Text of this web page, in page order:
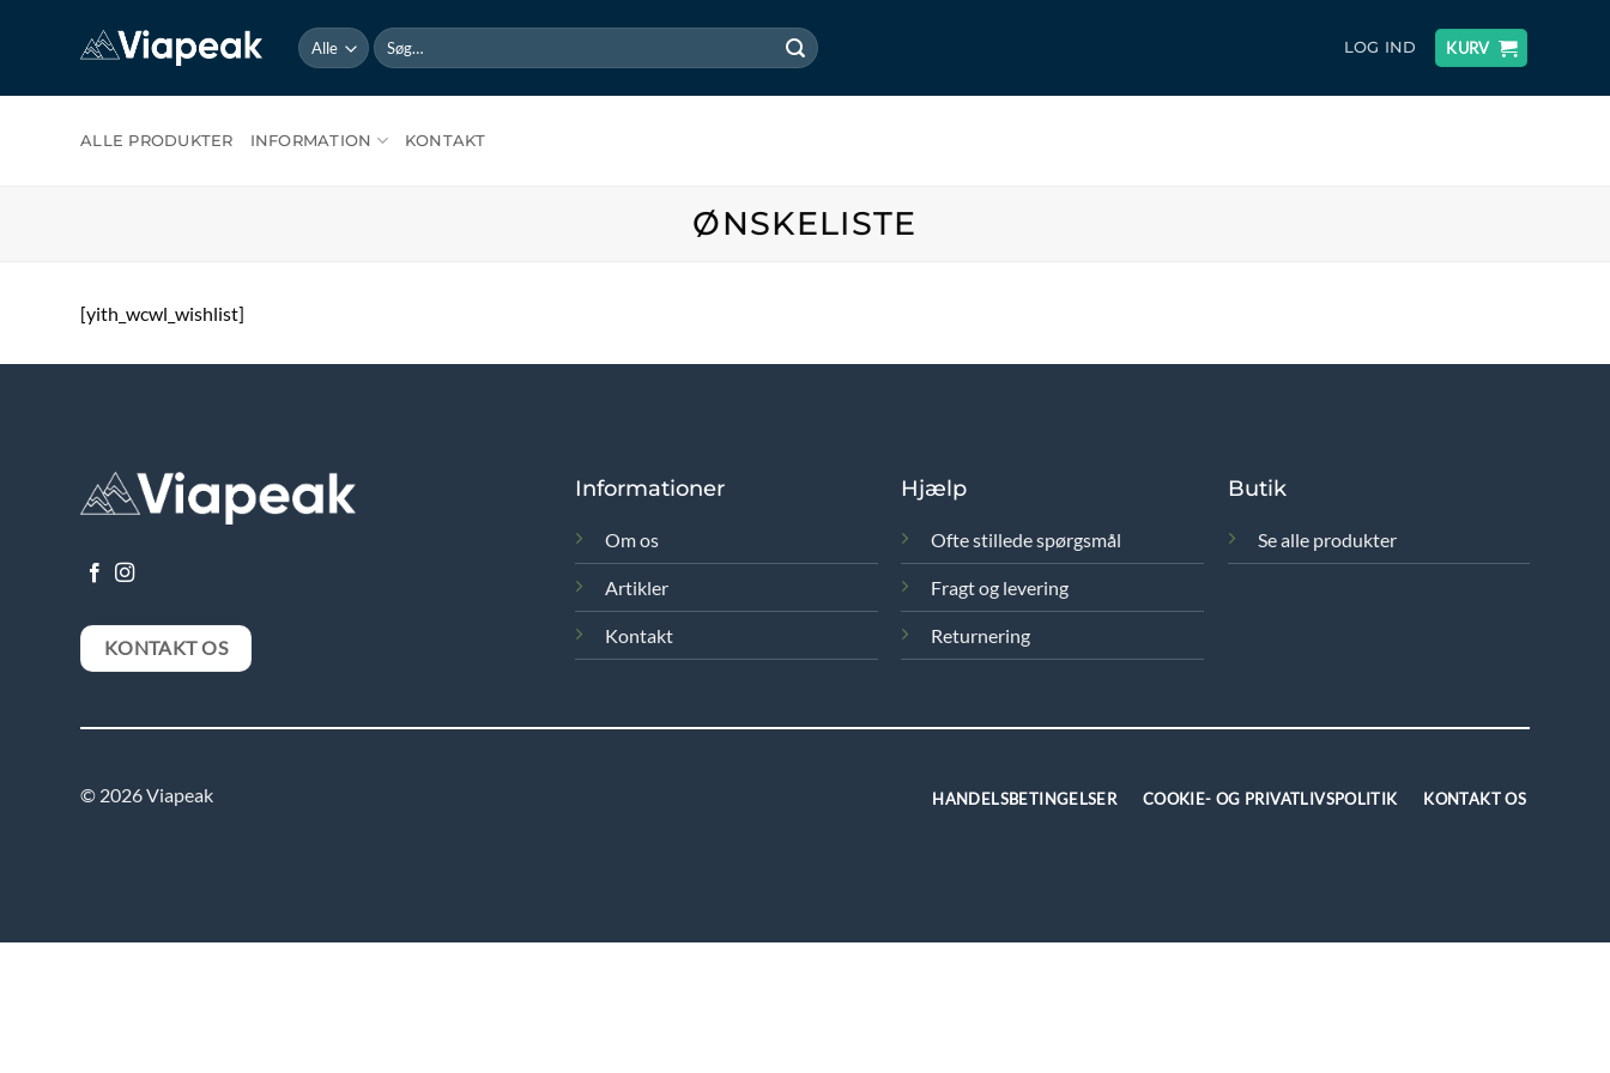
Søg
efter:
LOG IND KURV
ALLE PRODUKTER INFORMATION KONTAKT
ØNSKELISTE
[yith_wcwl_wishlist]
KONTAKT OS
Informationer
Om os
Artikler
Kontakt
Hjælp
Ofte stillede spørgsmål
Fragt og levering
Returnering
Butik
Se alle produkter
© 2026 Viapeak HANDELSBETINGELSER COOKIE- OG PRIVATLIVSPOLITIK KONTAKT OS